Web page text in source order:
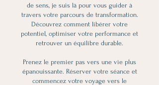
de sens, je suis là pour vous guider à
travers votre parcours de transformation.
Découvrez comment libérer votre
potentiel, optimiser votre performance et
retrouver un équilibre durable.
Prenez le premier pas vers une vie plus
épanouissante. Réserver votre séance et
commencez votre voyage vers le